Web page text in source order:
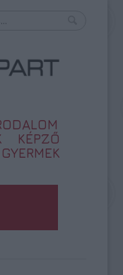
KÉPZŐ
GYERMEK